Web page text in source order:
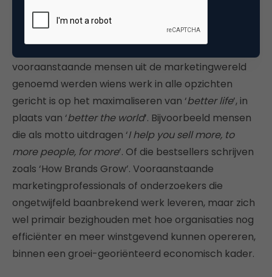
Toch meer verkopen aan meer
mensen?
Toch verbaasde het me dat er ook een aantal
vooraanstaande mensen uit de marketingwereld
genoemd werden wiens werk in alle opzichten
gericht is op het maximaliseren van ‘better life’, in
plaats van ‘better the world’. Bijvoorbeeld mensen
die als motto uitdragen ‘I help you sell more, to
more people, for more’. Of die bestsellers schrijven
zoals ‘How Brands Grow’. Vooraanstaande
marketingprofessionals of onderzoekers die
ongetwijfeld baanbrekend werk leveren, maar zich
wel primair bezighouden met hoe organisaties nog
efficiënter en meer winstgevend kunnen opereren,
binnen een groei-georiënteerd economisch kader.